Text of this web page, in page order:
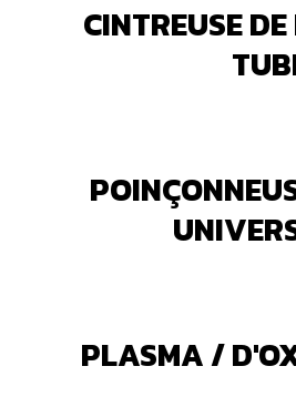
CINTREUSE
PLASMA /